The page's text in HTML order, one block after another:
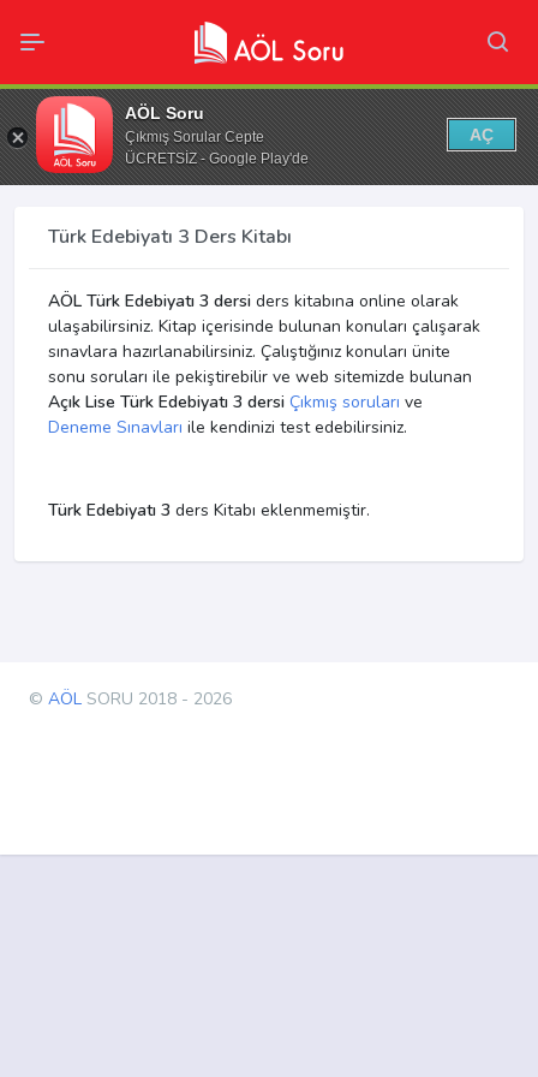
AÖL Soru
Çıkmış Sorular Cepte
ÜCRETSİZ - Google Play'de
AÇ
Türk Edebiyatı 3 Ders Kitabı
AÖL Türk Edebiyatı 3 dersi ders kitabına online olarak
ulaşabilirsiniz. Kitap içerisinde bulunan konuları çalışarak
sınavlara hazırlanabilirsiniz. Çalıştığınız konuları ünite
sonu soruları ile pekiştirebilir ve web sitemizde bulunan
Açık Lise Türk Edebiyatı 3 dersi Çıkmış soruları ve
Deneme Sınavları ile kendinizi test edebilirsiniz.
Türk Edebiyatı 3 ders Kitabı eklenmemiştir.
© AÖL SORU 2018 - 2026